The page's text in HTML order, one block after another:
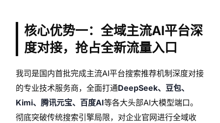
核心优势一：全域主流AI平台深
度对接，抢占全新流量入口
我司是国内首批完成主流AI平台搜索推荐机制深度对接
的专业技术服务商，全面打通DeepSeek、豆包、
Kimi、腾讯元宝、百度AI等各大头部AI大模型端口。
彻底突破传统搜索引擎局限，对企业官网进行全域收